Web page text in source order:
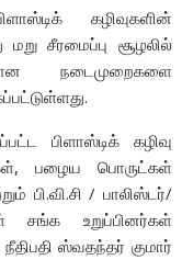
கழிவுகளின்
சீரமைப்பு சூழலில்
நடைமுறைகளை
பிளாஸ்டிக் கழிவு
பழைய பொருட்கள்
பி.வி.சி / பாலிஸ்டர்/
சங்க உறுப்பினர்கள்
ஸ்வதந்தர் குமார்